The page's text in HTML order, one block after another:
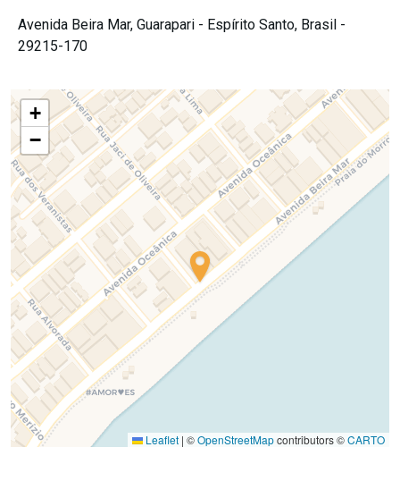
Avenida Beira Mar, Guarapari - Espírito Santo, Brasil -
29215-170
+
−
Leaflet | ©OpenStreetMapcontributors ©CARTO